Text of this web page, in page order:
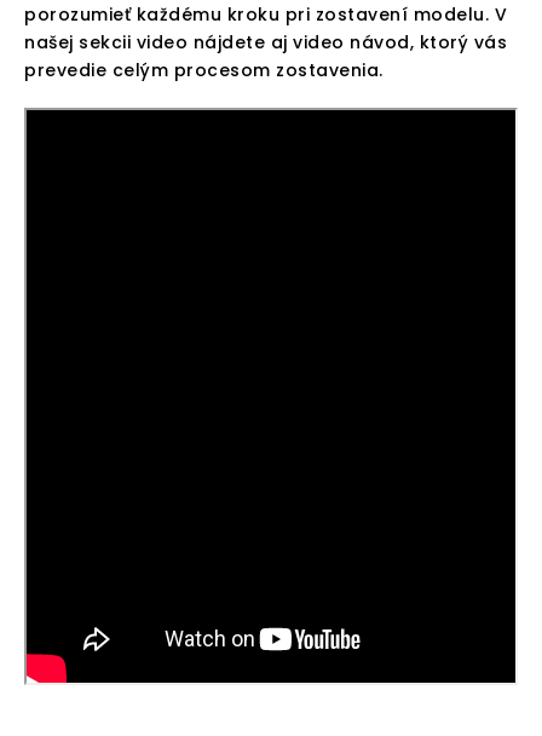
porozumieť každému kroku pri zostavení modelu. V
našej sekcii video nájdete aj video návod, ktorý vás
prevedie celým procesom zostavenia.